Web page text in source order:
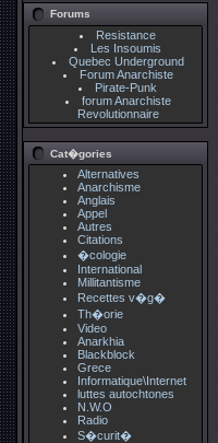
Forums
Resistance
Les Insoumis
Quebec Underground
Forum Anarchiste
Pirate-Punk
forum Anarchiste
Revolutionnaire
Cat�gories
Alternatives
Anarchisme
Anglais
Appel
Autres
Citations
�cologie
International
Millitantisme
Recettes v�g�
Th�orie
Video
Anarkhia
Blackblock
Grece
Informatique\Internet
luttes autochtones
N.W.O
Radio
S�curit�